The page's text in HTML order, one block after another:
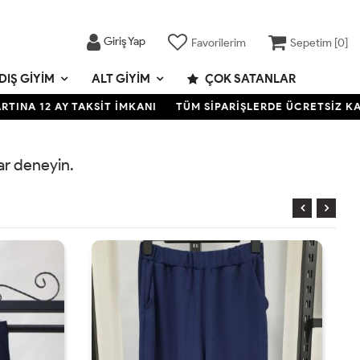
Giriş Yap Favorilerim Sepetim [0]
DIŞ GIYIM ALT GIYIM ÇOK SATANLAR
12 AY TAKSİT İMKANI TÜM SİPARİŞLERDE ÜCRETSİZ
deneyin.